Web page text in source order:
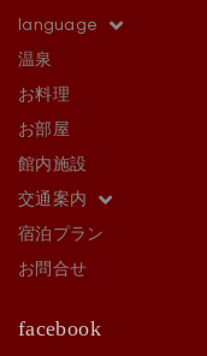
language
温泉
お料理
お部屋
館内施設
交通案内
宿泊プラン
お問合せ
facebook